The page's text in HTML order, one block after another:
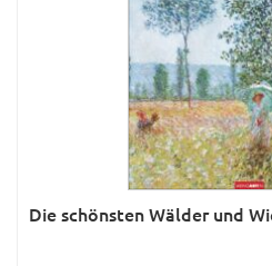
Sprachkalender
Sternzeichen & Mond
Verkehr & Technik
Was ist was; Städte
Die schönsten Wälder und